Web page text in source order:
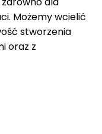
Możemy wcielić
stworzenia
oraz z